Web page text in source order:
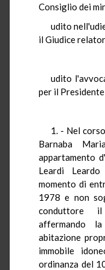
Consiglio dei
udito
il Giudice
udito
per il
1. - Nel
Barnaba
appartamento
Leardi
momento di
1978 e non
conduttore il
affermando
abitazione
immobile
ordinanza del